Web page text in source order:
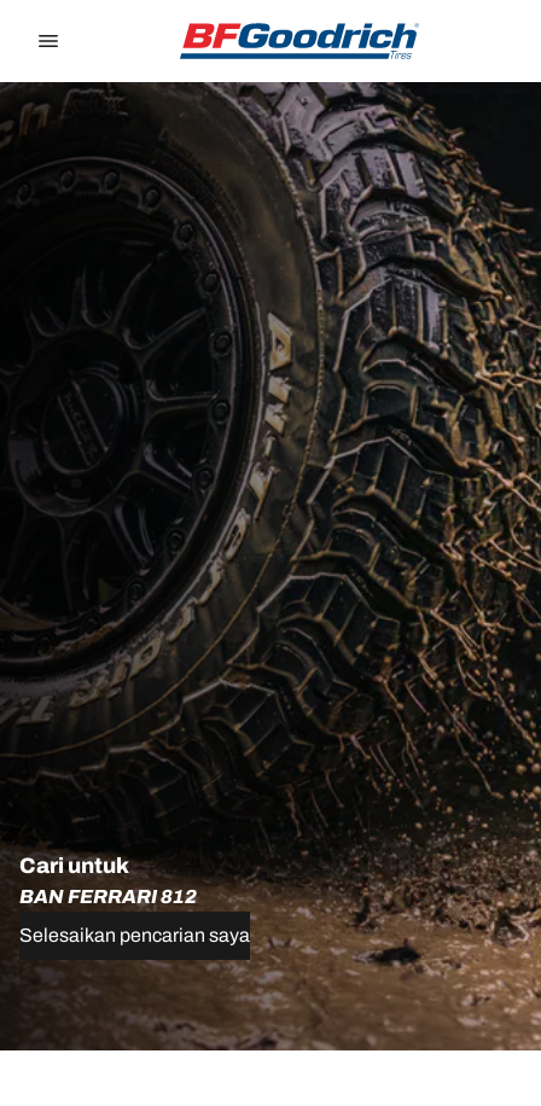
Cari untuk
BAN FERRARI 812
Selesaikan pencarian saya